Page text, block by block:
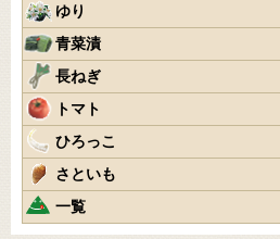
ゆり
青菜漬
長ねぎ
トマト
ひろっこ
さといも
一覧